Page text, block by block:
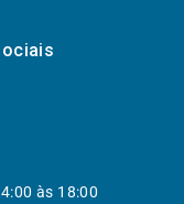
às 18:00